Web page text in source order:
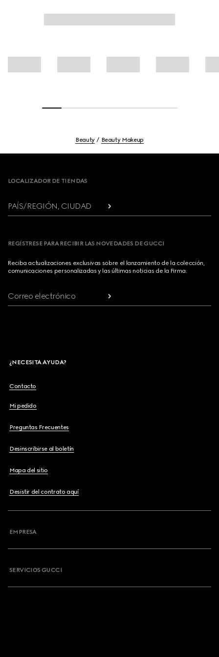
Beauty Beauty Makeup
LOCALIZADOR DE TIENDAS
PAÍS/REGIÓN, CIUDAD
REGÍSTRESE PARA RECIBIR LAS NOVEDADES DE GUCCI
Reciba actualizaciones exclusivas sobre el lanzamiento de la colección,
comunicaciones personalizadas y las últimas noticias de la Firma.
Correo electrónico
¿NECESITA AYUDA?
Contacto
Mi pedido
Preguntas Frecuentes
Desinscribirse al boletín
Mapa del sitio
Desistir del contrato aquí
EMPRESA
SERVICIOS GUCCI